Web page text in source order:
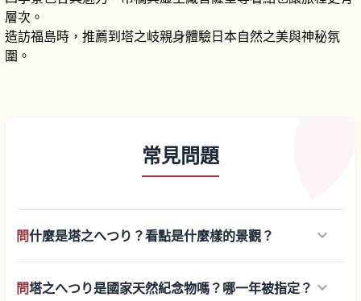
層次。
造訪福島時，推薦到塔之岐親身體驗日本自然之美與神秘氛
圍。
常見問題
問什麼是塔之へつり？看點是什麼樣的景觀？ keyboard_arrow_down
問塔之へつり是國家天然紀念物嗎？哪一年被指定？ keyboard_arrow_down